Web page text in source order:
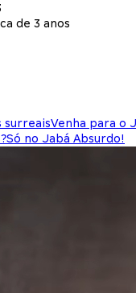
de 3 anos
surreaisVenha para o
Só no Jabá Absurdo!